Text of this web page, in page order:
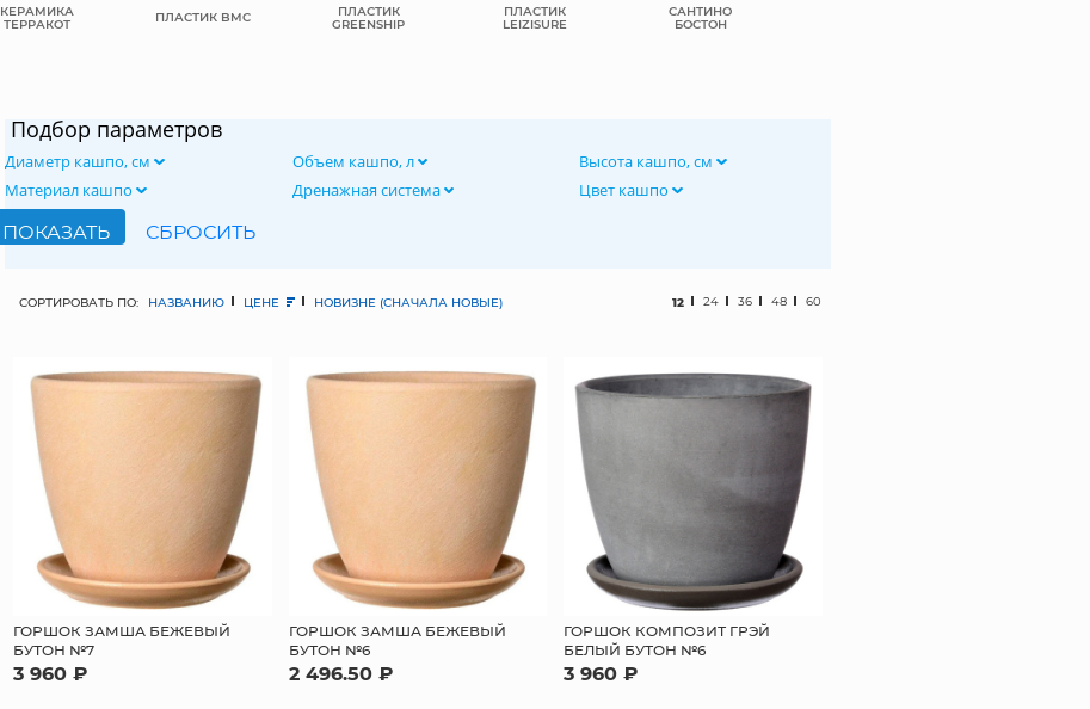
КЕРАМИКА
ТЕРРАКОТ ПЛАСТИК BMC ПЛАСТИК
GREENSHIP
ПЛАСТИК
LEIZISURE
САНТИНО
БОСТОН
Подбор параметров
Диаметр кашпо, см Объем кашпо, л
Высота кашпо, см
Материал кашпо
Дренажная система Цвет кашпо
СОРТИРОВАТЬ ПО: НАЗВАНИЮ ЦЕНЕ НОВИЗНЕ (СНАЧАЛА НОВЫЕ) 12 24 36 48 60
ГОРШОК ЗАМША БЕЖЕВЫЙ
БУТОН №7
3 960 ₽
ГОРШОК ЗАМША БЕЖЕВЫЙ
БУТОН №6
2 496.50 ₽
ГОРШОК КОМПОЗИТ ГРЭЙ
БЕЛЫЙ БУТОН №6
3 960 ₽